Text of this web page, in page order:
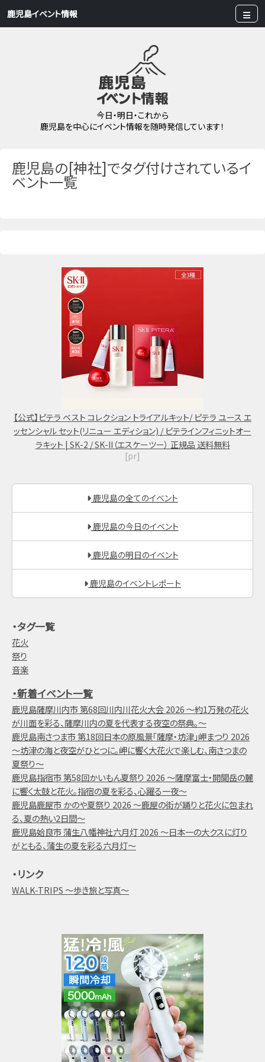
鹿児島イベント情報
今日・明日・これから
鹿児島を中心にイベント情報を随時発信しています！
鹿児島の[神社]でタグ付けされているイ
ベント一覧
【公式】ピテラ ベスト コレクション トライアルキット/ ピテラ ユース エ
ッセンシャル セット(リニュー エディション) / ピテラインフィニットオー
ラキット | SK-2 / SK-II（エスケーツー） 正規品 送料無料
[pr]
鹿児島の全てのイベント
鹿児島の今日のイベント
鹿児島の明日のイベント
鹿児島のイベントレポート
・タグ一覧
花火
祭り
音楽
・新着イベント一覧
鹿児島薩摩川内市 第68回川内川花火大会 2026 ～約1万発の花火
が川面を彩る、薩摩川内の夏を代表する夜空の祭典。～
鹿児島南さつま市 第18回日本の原風景「薩摩・坊津」岬まつり 2026
～坊津の海と夜空がひとつに。岬に響く大花火で楽しむ、南さつまの
夏祭り～
鹿児島指宿市 第58回かいもん夏祭り 2026 ～薩摩富士・開聞岳の麓
に響く太鼓と花火。指宿の夏を彩る、心躍る一夜～
鹿児島鹿屋市 かのや夏祭り 2026 ～鹿屋の街が踊りと花火に包まれ
る、夏の熱い2日間～
鹿児島姶良市 蒲生八幡神社六月灯 2026 ～日本一の大クスに灯り
がともる、蒲生の夏を彩る六月灯～
・リンク
WALK-TRIPS ～歩き旅と写真～